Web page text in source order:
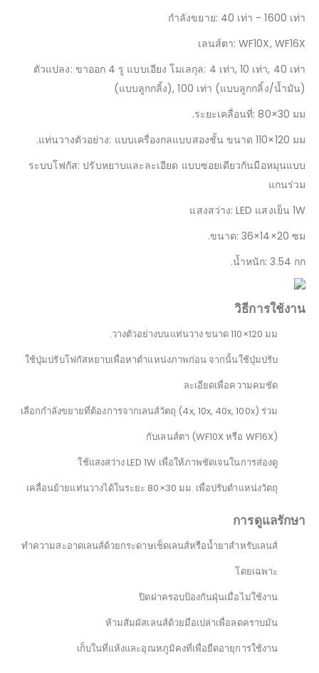
กำลังขยาย: 40 เท่า - 1600 เท่า
เลนส์ตา: WF10X, WF16X
ตัวแปลง: ขาออก 4 รู แบบเอียง โมเลกุล: 4 เท่า, 10 เท่า, 40 เท่า
(แบบลูกกลิ้ง), 100 เท่า (แบบลูกกลิ้ง/น้ำมัน)
ระยะเคลื่อนที่: 80×30 มม.
แท่นวางตัวอย่าง: แบบเครื่องกลแบบสองชั้น ขนาด 110×120 มม.
ระบบโฟกัส: ปรับหยาบและละเอียด แบบซอยเดียวกันมือหมุนแบบ
แกนร่วม
แสงสว่าง: LED แสงเย็น 1W
ขนาด: 36×14×20 ซม.
น้ำหนัก: 3.54 กก.
วิธีการใช้งาน
วางตัวอย่างบนแท่นวาง ขนาด 110×120 มม.
ใช้ปุ่มปรับโฟกัสหยาบเพื่อหาตำแหน่งภาพก่อน จากนั้นใช้ปุ่มปรับ
ละเอียดเพื่อความคมชัด
เลือกกำลังขยายที่ต้องการจากเลนส์วัตถุ (4x, 10x, 40x, 100x) ร่วม
กับเลนส์ตา (WF10X หรือ WF16X)
ใช้แสงสว่าง LED 1W เพื่อให้ภาพชัดเจนในการส่องดู
เคลื่อนย้ายแท่นวางได้ในระยะ 80×30 มม. เพื่อปรับตำแหน่งวัตถุ
การดูแลรักษา
ทำความสะอาดเลนส์ด้วยกระดาษเช็ดเลนส์หรือน้ำยาสำหรับเลนส์
โดยเฉพาะ
ปิดฝาครอบป้องกันฝุ่นเมื่อไม่ใช้งาน
ห้ามสัมผัสเลนส์ด้วยมือเปล่าเพื่อลดคราบมัน
เก็บในที่แห้งและอุณหภูมิคงที่เพื่อยืดอายุการใช้งาน